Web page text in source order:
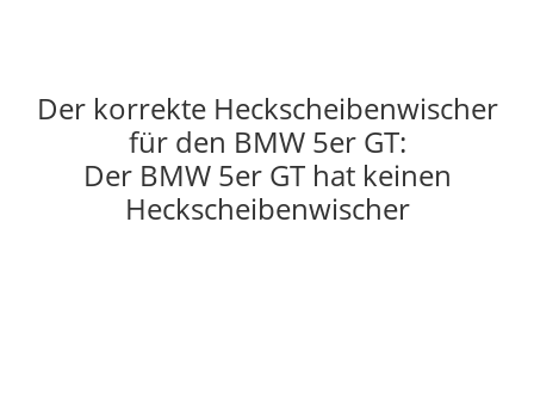
Der korrekte Heckscheibenwischer
für den BMW 5er GT:
Der BMW 5er GT hat keinen
Heckscheibenwischer